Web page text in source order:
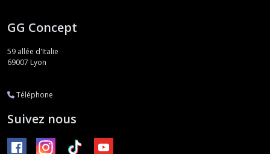
GG Concept
59 allée d'Italie
69007 Lyon
Téléphone
Suivez nous